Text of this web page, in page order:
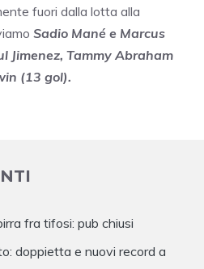
fuori dalla lotta alla
Sadio Mané e Marcus
Jimenez, Tammy Abraham
(13 gol).
fra tifosi: pub chiusi
doppietta e nuovi record a